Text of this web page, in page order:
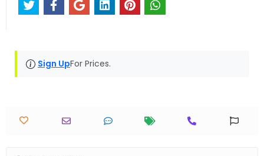
Sign UpFor Prices.